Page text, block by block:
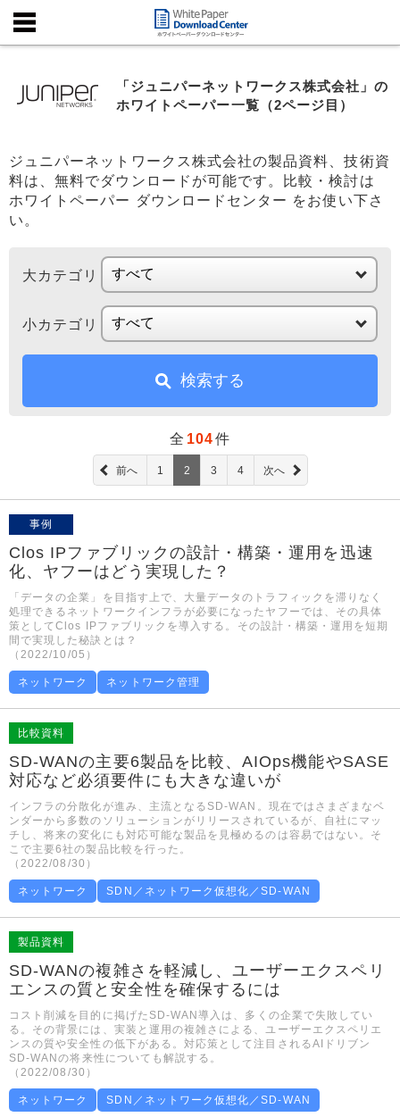
「ジュニパーネットワークス株式会社」の
ホワイトペーパー一覧（2ページ目）
ジュニパーネットワークス株式会社の製品資料、技術資
料は、無料でダウンロードが可能です。比較・検討は
ホワイトペーパー ダウンロードセンター をお使い下さ
い。
大カテゴリ
小カテゴリ
検索する
全 104件
前へ 1 2 3 4 次へ
事例
Clos IPファブリックの設計・構築・運用を迅速
化、ヤフーはどう実現した？
「データの企業」を目指す上で、大量データのトラフィックを滞りなく
処理できるネットワークインフラが必要になったヤフーでは、その具体
策としてClos IPファブリックを導入する。その設計・構築・運用を短期
間で実現した秘訣とは？
（2022/10/05）
ネットワーク ネットワーク管理
比較資料
SD-WANの主要6製品を比較、AIOps機能やSASE
対応など必須要件にも大きな違いが
インフラの分散化が進み、主流となるSD-WAN。現在ではさまざまなベ
ンダーから多数のソリューションがリリースされているが、自社にマッ
チし、将来の変化にも対応可能な製品を見極めるのは容易ではない。そ
こで主要6社の製品比較を行った。
（2022/08/30）
ネットワーク SDN／ネットワーク仮想化／SD-WAN
製品資料
SD-WANの複雑さを軽減し、ユーザーエクスペリ
エンスの質と安全性を確保するには
コスト削減を目的に掲げたSD-WAN導入は、多くの企業で失敗してい
る。その背景には、実装と運用の複雑さによる、ユーザーエクスペリエ
ンスの質や安全性の低下がある。対応策として注目されるAIドリブン
SD-WANの将来性についても解説する。
（2022/08/30）
ネットワーク SDN／ネットワーク仮想化／SD-WAN